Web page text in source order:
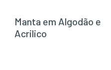
Manta em Algodão e
Acrilico